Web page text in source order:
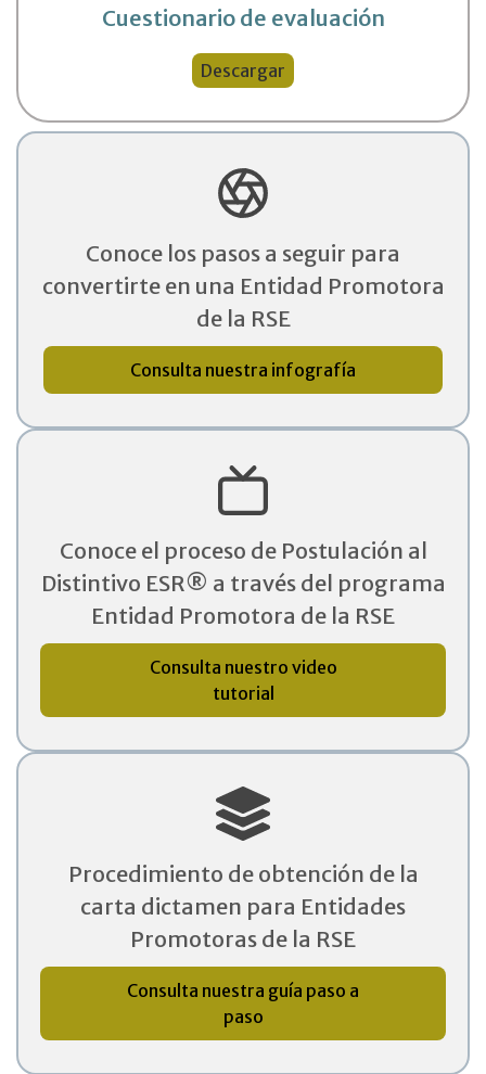
Cuestionario de evaluación
Descargar
Conoce los pasos a seguir para
convertirte en una Entidad Promotora
de la RSE
Consulta nuestra infografía
Conoce el proceso de Postulación al
Distintivo ESR® a través del programa
Entidad Promotora de la RSE
Consulta nuestro video
tutorial
Procedimiento de obtención de la
carta dictamen para Entidades
Promotoras de la RSE
Consulta nuestra guía paso a
paso